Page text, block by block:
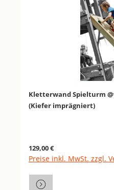
Kletterwand Spielturm
(Kiefer imprägniert)
Regulärer Preis:
129,00 €
Preise inkl. MwSt. zzgl.